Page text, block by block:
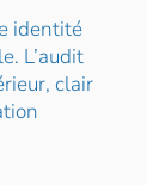
identité
L’audit
clair